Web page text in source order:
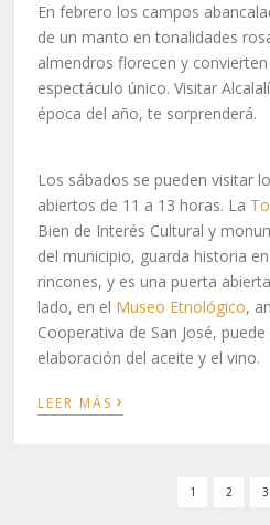
En febrero los campos
de un manto en tonalidades
almendros florecen y
espectáculo único. Visitar
época del año, te sorprenderá.
Los sábados se pueden visitar
abiertos de 11 a 13 horas. La
Bien de Interés Cultural y
del municipio, guarda historia
rincones, y es una puerta
lado, en el Museo Etnológico,
Cooperativa de San José,
elaboración del aceite y el vino.
LEER MÁS ›
1 2 3